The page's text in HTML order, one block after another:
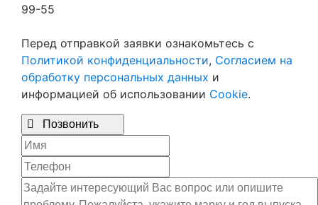
99-55
Перед отправкой заявки ознакомьтесь с
Политикой конфиденциальности, Согласием на
обработку персональных данных и
информацией об использовании Cookie.
 Позвонить